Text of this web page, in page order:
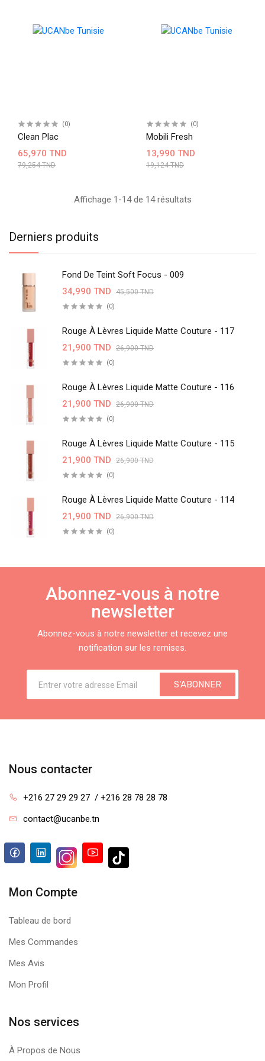
Derniers produits
Fond De Teint Soft Focus - 009
34,990 TND
45,500 TND
(0)
Rouge À Lèvres Liquide Matte Couture - 117
21,900 TND
26,900 TND
(0)
Rouge À Lèvres Liquide Matte Couture - 116
21,900 TND
26,900 TND
(0)
Rouge À Lèvres Liquide Matte Couture - 115
21,900 TND
26,900 TND
(0)
Rouge À Lèvres Liquide Matte Couture - 114
21,900 TND
26,900 TND
(0)
(0)
Clean Plac
65,970 TND
79,254 TND
(0)
Mobili Fresh
13,990 TND
19,124 TND
Affichage 1-14 de 14 résultats
Abonnez-vous à notre
newsletter
Abonnez-vous à notre newsletter et recevez une
notification sur les remises.
S'ABONNER
Nous contacter
+216 27 29 29 27  / +216 28 78 28 78
contact@ucanbe.tn
Mon Compte
Tableau de bord
Mes Commandes
Mes Avis
Mon Profil
Nos services
À Propos de Nous